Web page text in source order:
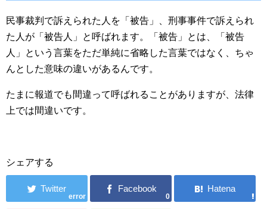
民事裁判で訴えられた人を「被告」、刑事事件で訴えられ
た人が「被告人」と呼ばれます。「被告」とは、「被告
人」という言葉をただ単純に省略した言葉ではなく、ちゃ
んとした意味の違いがあるんです。
たまに報道でも間違って呼ばれることがありますが、法律
上では間違いです。
シェアする
error 0